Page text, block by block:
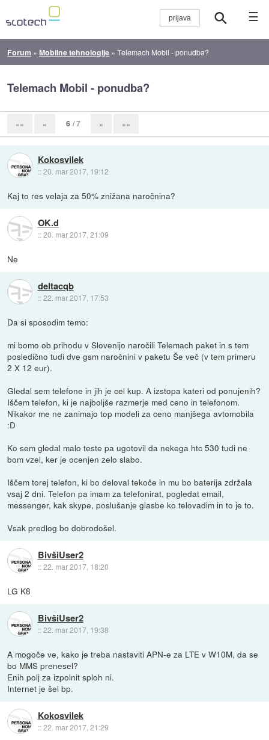
☰
Forum »Mobilne tehnologije »Telemach Mobil - ponudba?
Telemach Mobil - ponudba?
«« « 6 / 7 » »»
Kokosvilek
::20. mar 2017, 19:12
Kaj to res velaja za 50% znižana naročnina?
OK.d
::20. mar 2017, 21:09
Ne
deltacqb
::22. mar 2017, 17:53
Da si sposodim temo:
mi bomo ob prihodu v Slovenijo naročili Telemach paket in s tem
posledično tudi dve gsm naročnini v paketu Še več (v tem primeru
2 X 12 eur).
Gledal sem telefone in jih je cel kup. A izstopa kateri od ponujenih?
Iščem telefon, ki je najboljše razmerje med ceno in telefonom.
Nikakor me ne zanimajo top modeli za ceno manjšega avtomobila
:D
Ko sem gledal malo teste pa ugotovil da nekega htc 530 tudi ne
bom vzel, ker je ocenjen zelo slabo.
Iščem torej telefon, ki bo deloval tekoče in mu bo baterija zdržala
vsaj 2 dni. Telefon pa imam za telefonirat, pogledat email,
messenger, kak skype, poslušanje glasbe ko telovadim in to je to.
Vsak predlog bo dobrodošel.
BivšiUser2
::22. mar 2017, 18:20
LG K8
BivšiUser2
::22. mar 2017, 19:38
A mogoče ve, kako je treba nastaviti APN-e za LTE v W10M, da se
bo MMS prenesel?
Enih polj za izpolnit sploh ni.
Internet je šel bp.
Kokosvilek
::22. mar 2017, 21:29